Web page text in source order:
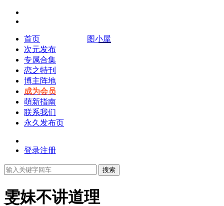
图小屋
首页
次元发布
专属合集
恋之特刊
博主阵地
成为会员
萌新指南
联系我们
永久发布页
登录注册
搜索
雯妹不讲道理